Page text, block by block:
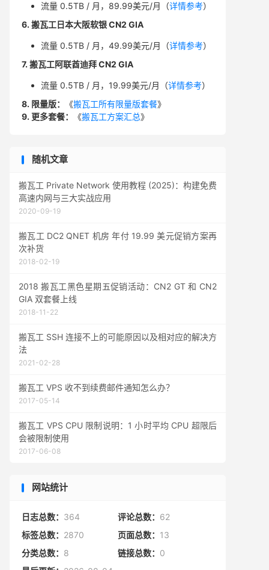
流量 0.5TB / 月，89.99美元/月（详情参考）
6. 搬瓦工日本大阪软银 CN2 GIA
流量 0.5TB / 月，49.99美元/月（详情参考）
7. 搬瓦工阿联酋迪拜 CN2 GIA
流量 0.5TB / 月，19.99美元/月（详情参考）
8. 限量版：
《搬瓦工所有限量版套餐》
9. 更多套餐：
《搬瓦工方案汇总》
随机文章
搬瓦工 Private Network 使用教程 (2025)：构建免费
高速内网与三大实战应用
2020-09-19
搬瓦工 DC2 QNET 机房 年付 19.99 美元促销方案再
次补货
2018-02-19
2018 搬瓦工黑色星期五促销活动：CN2 GT 和 CN2
GIA 双套餐上线
2018-11-22
搬瓦工 SSH 连接不上的可能原因以及相对应的解决方
法
2021-02-28
搬瓦工 VPS 收不到续费邮件通知怎么办？
2017-05-14
搬瓦工 VPS CPU 限制说明：1 小时平均 CPU 超限后
会被限制使用
2017-06-08
网站统计
日志总数： 364 评论总数： 62
标签总数： 2870 页面总数： 13
分类总数： 8 链接总数： 0